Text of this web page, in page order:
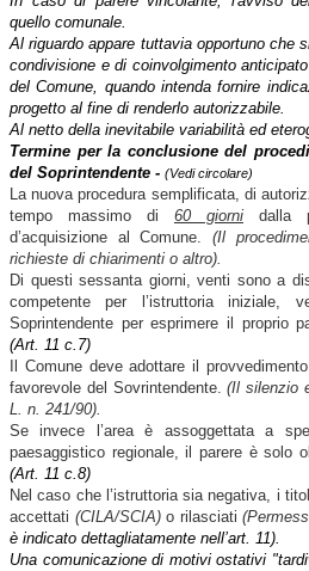
quello comunale.
Al riguardo appare tuttavia opportuno che
condivisione e di coinvolgimento
del Comune, quando intenda fornire
progetto al fine di renderlo autorizzabile.
Al netto della inevitabile variabilità ed
Termine per la conclusione del
del Soprintendente - (Vedi circolare)
La nuova procedura semplificata, di
tempo massimo di 60 giorni dalla
d’acquisizione al Comune. (Il
richieste di chiarimenti o altro).
Di questi sessanta giorni, venti sono a
competente per l’istruttoria iniziale,
Soprintendente per esprimere il proprio
(Art. 11 c.7)
Il Comune deve adottare il
favorevole del Sovrintendente.(Il silenzio
L. n. 241/90).
Se invece l’area è assoggettata a
paesaggistico regionale, il parere è solo
(Art. 11 c.8)
Nel caso che l’istruttoria sia negativa, i
accettati (CILA/SCIA) o rilasciati
è indicato dettagliatamente nell’art. 11).
Una comunicazione di motivi ostativi